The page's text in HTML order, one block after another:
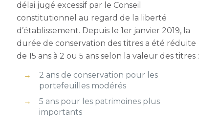
délai jugé excessif par le Conseil
constitutionnel au regard de la liberté
d’établissement. Depuis le 1er janvier 2019, la
durée de conservation des titres a été réduite
de 15 ans à 2 ou 5 ans selon la valeur des titres :
2 ans de conservation pour les
portefeuilles modérés
5 ans pour les patrimoines plus
importants